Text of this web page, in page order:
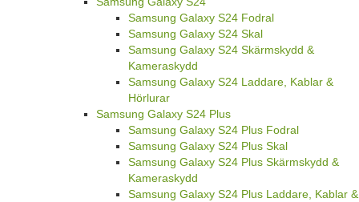
Samsung Galaxy S24 Fodral
Samsung Galaxy S24 Skal
Samsung Galaxy S24 Skärmskydd &
Kameraskydd
Samsung Galaxy S24 Laddare, Kablar &
Hörlurar
Samsung Galaxy S24 Plus
Samsung Galaxy S24 Plus Fodral
Samsung Galaxy S24 Plus Skal
Samsung Galaxy S24 Plus Skärmskydd &
Kameraskydd
Samsung Galaxy S24 Plus Laddare, Kablar &